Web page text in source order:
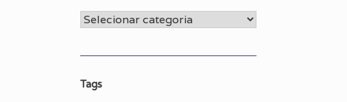
Categorias
Tags